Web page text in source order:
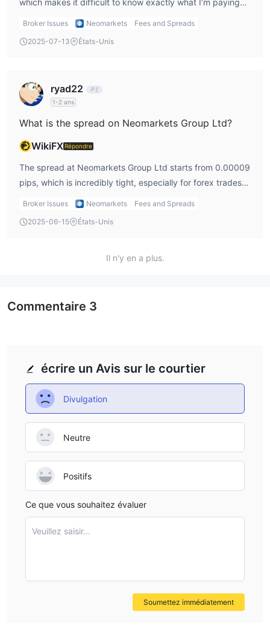
which makes it difficult to know exactly what I’m paying
for. The Classic and MT5 Cent accounts have no
which is very tight and good for trading costs. For the
range from $3.5 to $4 per lot depending on the
instrument.
Broker Issues Neomarkets
Fees and Spreads
2025-07-13
États-Unis
ryad22
1-2 ans
What is the spread on Neomarkets Group Ltd?
WikiFXRépondre
The spread at Neomarkets Group Ltd starts from 0.00009
pips, which is incredibly tight, especially for forex trades.
This is a significant advantage for me as it minimizes
on the account type and market conditions, so I always
Broker Issues Neomarkets
Fees and Spreads
2025-06-15
États-Unis
Il n'y en a plus.
écrire un Avis sur le courtier
Divulgation
Neutre
Positifs
Ce que vous souhaitez évaluer
Veuillez saisir...
Soumettez immédiatement
Commentaire 3